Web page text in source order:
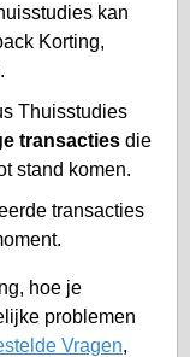
kan
Korting,
Thuisstudies
transacties die
stand komen.
transacties
hoe je
problemen
Vragen,